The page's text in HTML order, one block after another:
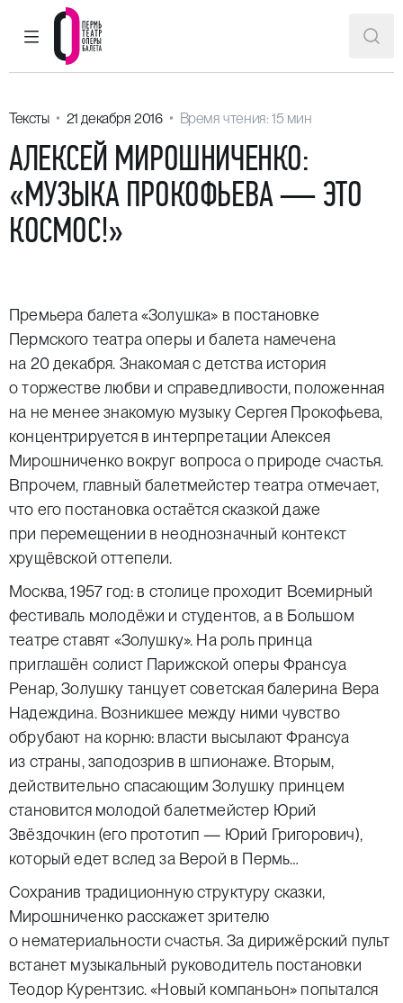
ГЛАВНОЕ МЕНЮ
Пермский театр оперы и балета
Тексты 21 декабря 2016 Время чтения: 15 мин
АЛЕКСЕЙ МИРОШНИЧЕНКО:
«МУЗЫКА ПРОКОФЬЕВА — ЭТО
КОСМОС!»
Премьера балета «Золушка» в постановке
Пермского театра оперы и балета намечена
на 20 декабря. Знакомая с детства история
о торжестве любви и справедливости, положенная
на не менее знакомую музыку Сергея Прокофьева,
концентрируется в интерпретации Алексея
Мирошниченко вокруг вопроса о природе счастья.
Впрочем, главный балетмейстер театра отмечает,
что его постановка остаётся сказкой даже
при перемещении в неоднозначный контекст
хрущёвской оттепели.
Москва, 1957 год: в столице проходит Всемирный
фестиваль молодёжи и студентов, а в Большом
театре ставят «Золушку». На роль принца
приглашён солист Парижской оперы Франсуа
Ренар, Золушку танцует советская балерина Вера
Надеждина. Возникшее между ними чувство
обрубают на корню: власти высылают Франсуа
из страны, заподозрив в шпионаже. Вторым,
действительно спасающим Золушку принцем
становится молодой балетмейстер Юрий
Звёздочкин (его прототип — Юрий Григорович),
который едет вслед за Верой в Пермь…
Сохранив традиционную структуру сказки,
Мирошниченко расскажет зрителю
о нематериальности счастья. За дирижёрский пульт
встанет музыкальный руководитель постановки
Теодор Курентзис. «Новый компаньон» попытался